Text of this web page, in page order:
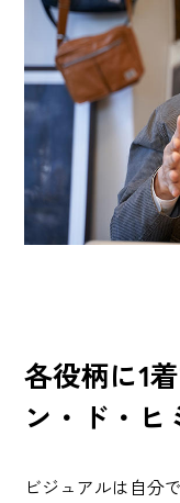
各役柄に1
ン・ド・ヒ
ビジュアルは自分